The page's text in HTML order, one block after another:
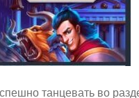
танцевать во